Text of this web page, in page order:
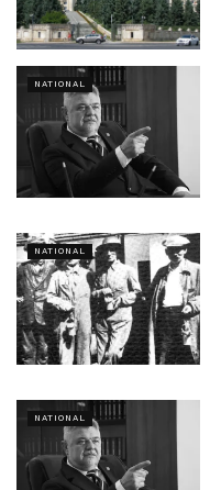
NATIONAL
NATIONAL
NATIONAL